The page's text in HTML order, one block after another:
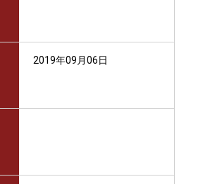
2019年09月06日